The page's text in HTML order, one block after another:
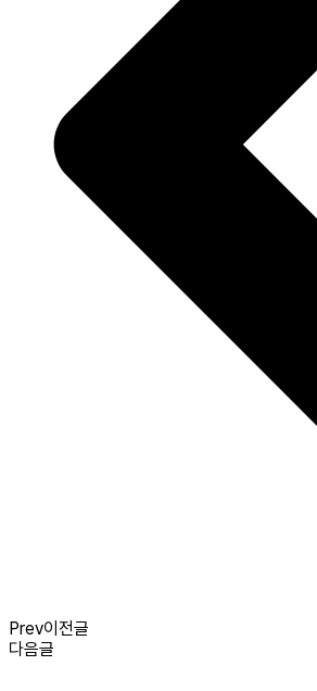
Prev이전글
다음글